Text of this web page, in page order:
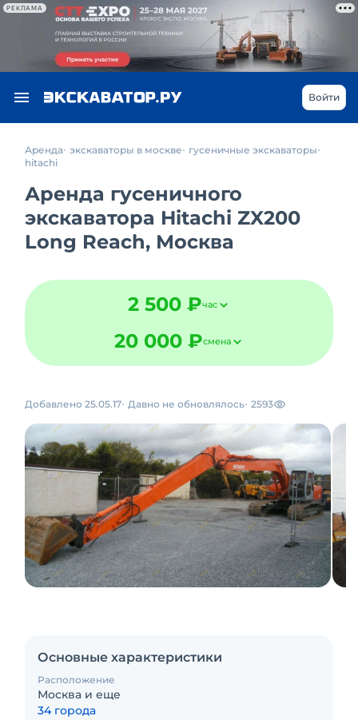
РЕКЛАМА
Войти
Аренда экскаваторы в москве
гусеничные экскаваторы
hitachi
Аренда гусеничного
экскаватора Hitachi ZX200
Long Reach, Москва
2 500 ₽час
20 000 ₽смена
Добавлено 25.05.17 Давно не обновлялось 2593
Основные характеристики
Расположение
Москва и еще
34 города